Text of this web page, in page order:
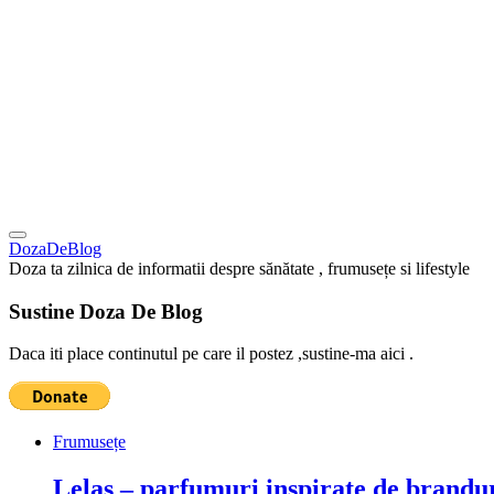
DozaDeBlog
Doza ta zilnica de informatii despre sănătate , frumusețe si lifestyle
Sustine Doza De Blog
Daca iti place continutul pe care il postez ,sustine-ma aici .
Frumusețe